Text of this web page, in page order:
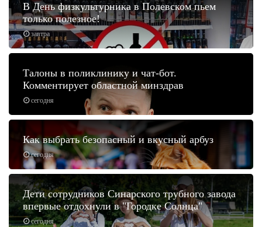
завтра
В День физкультурника в Полевском пьем
только полезное!
сегодня
Талоны в поликлинику и чат-бот.
Комментирует областной минздрав
сегодня
Как выбрать безопасный и вкусный арбуз
сегодня
Дети сотрудников Синарского трубного завода
впервые отдохнули в "Городке Солнца"